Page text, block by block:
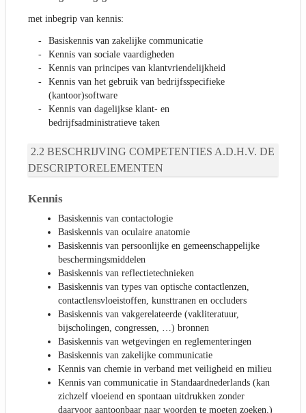
met inbegrip van kennis:
Basiskennis van zakelijke communicatie
Kennis van sociale vaardigheden
Kennis van principes van klantvriendelijkheid
Kennis van het gebruik van bedrijfsspecifieke
(kantoor)software
Kennis van dagelijkse klant- en
bedrijfsadministratieve taken
BESCHRIJVING COMPETENTIES A.D.H.V. DE
DESCRIPTORELEMENTEN
Kennis
Basiskennis van contactologie
Basiskennis van oculaire anatomie
Basiskennis van persoonlijke en gemeenschappelijke
beschermingsmiddelen
Basiskennis van reflectietechnieken
Basiskennis van types van optische contactlenzen,
contactlensvloeistoffen, kunsttranen en occluders
Basiskennis van vakgerelateerde (vakliteratuur,
bijscholingen, congressen, …) bronnen
Basiskennis van wetgevingen en reglementeringen
Basiskennis van zakelijke communicatie
Kennis van chemie in verband met veiligheid en milieu
Kennis van communicatie in Standaardnederlands (kan
zichzelf vloeiend en spontaan uitdrukken zonder
daarvoor aantoonbaar naar woorden te moeten zoeken.)